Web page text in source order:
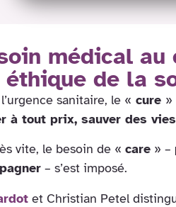
médical au
éthique de la
sanitaire, le « cure »
à tout prix, sauver des vies
vite, le besoin de « care » –
– s’est imposé.
et Christian Petel